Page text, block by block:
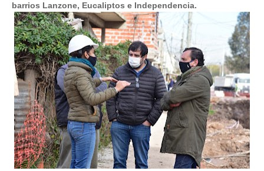
barrios Lanzone, Eucaliptos e Independencia.